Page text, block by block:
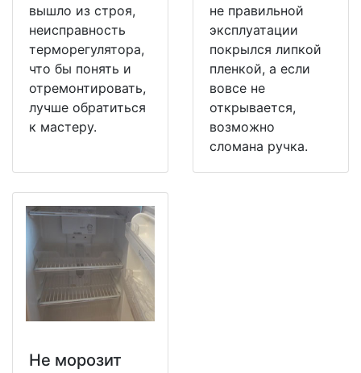
вышло из строя,
неисправность
терморегулятора,
что бы понять и
отремонтировать,
лучше обратиться
к мастеру.
не правильной
эксплуатации
покрылся липкой
пленкой, а если
вовсе не
открывается,
возможно
сломана ручка.
Не морозит